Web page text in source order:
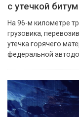
с утечкой
На 96-м километре
грузовика,
утечка горячего
федеральной